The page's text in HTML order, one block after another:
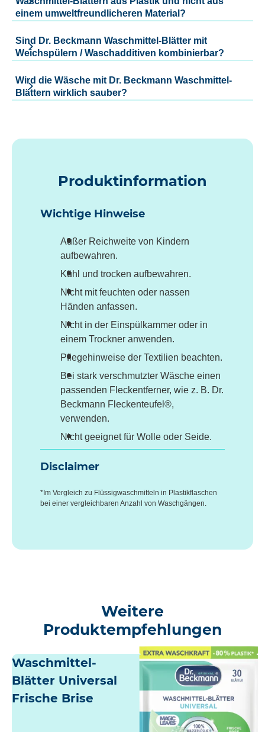
einem umweltfreundlicheren Material?
Sind Dr. Beckmann Waschmittel-Blätter mit
Weichspülern / Waschadditiven kombinierbar?
Wird die Wäsche mit Dr. Beckmann Waschmittel-
Blättern wirklich sauber?
Produktinformation
Wichtige Hinweise
Außer Reichweite von Kindern
aufbewahren.
Kühl und trocken aufbewahren.
Nicht mit feuchten oder nassen
Händen anfassen.
Nicht in der Einspülkammer oder in
einem Trockner anwenden.
Pflegehinweise der Textilien beachten.
Bei stark verschmutzter Wäsche einen
passenden Fleckentferner, wie z. B. Dr.
Beckmann Fleckenteufel®,
verwenden.
Nicht geeignet für Wolle oder Seide.
Disclaimer
*Im Vergleich zu Flüssigwaschmitteln in Plastikflaschen
bei einer vergleichbaren Anzahl von Waschgängen.
Weitere
Produktempfehlungen
Waschmittel-
Blätter Universal
Frische Brise